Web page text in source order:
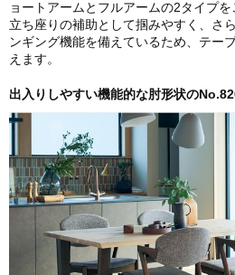
ョートアームとフルアームの2タイプを
立ち座りの補助として掴みやすく、さ
ンギング機能を備えているため、テー
えます。
出入りしやすい機能的な肘形状の